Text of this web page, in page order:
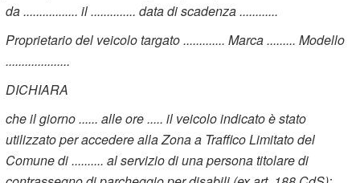
da ................. il .............. data di scadenza ............
Proprietario del veicolo targato ............. Marca ......... Modello
....................
DICHIARA
che il giorno ...... alle ore ..... il veicolo indicato è stato
utilizzato per accedere alla Zona a Traffico Limitato del
Comune di .......... al servizio di una persona titolare di